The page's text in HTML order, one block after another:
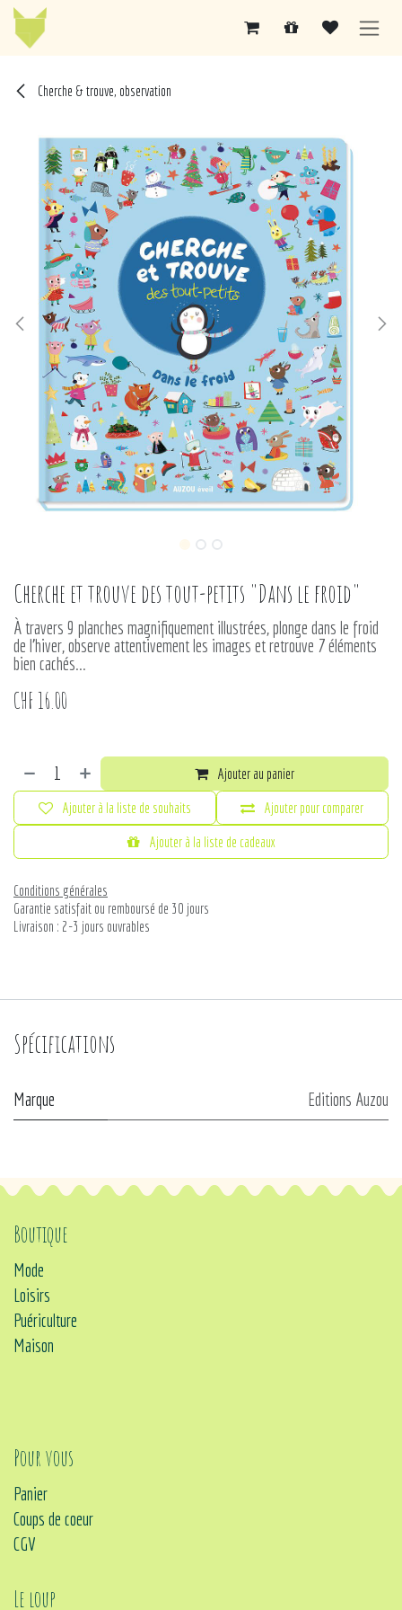
Se rendre au contenu
Cherche & trouve, observation
Cherche et trouve des tout-petits "Dans le froid"
À travers 9 planches magnifiquement illustrées, plonge dans le froid
de l'hiver, observe attentivement les images et retrouve 7 éléments
bien cachés...
CHF 16.00
Ajouter au panier
Ajouter pour comparer
Ajouter à la liste de cadeaux
Ajouter à la liste de souhaits
Conditions générales
Garantie satisfait ou remboursé de 30 jours
Livraison : 2-3 jours ouvrables
Spécifications
Marque Editions Auzou
Boutique
Mode
Loisirs
Puériculture
Maison
Pour vous
Panier
Coups de coeur
CGV
Le loup